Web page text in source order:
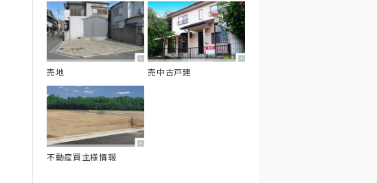
売地 売中古戸建
不動産買主様情報